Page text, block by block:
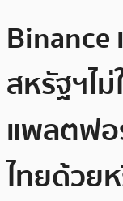
Binance
สหรัฐฯไม่
แพลตฟอ
ไทยด้วย